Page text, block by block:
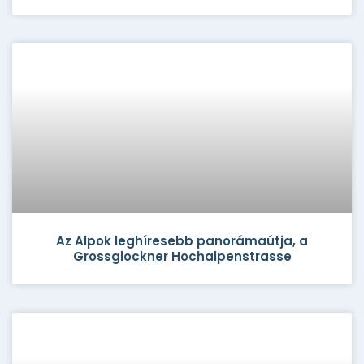
Az Alpok leghíresebb panorámaútja, a
Grossglockner Hochalpenstrasse